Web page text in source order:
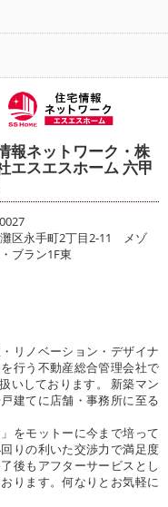
報ネットワーク・株
エスエスホーム 六甲
区永手町2丁目2-11 メゾ
ブラン1F東
リノベーション・デザイナ
行う不動産総合管理会社で
いしております。 新築マン
建てに店舗・事務所に至る
をモットーに今まで培って
りの利いた交渉力で満足度
後もアフターサービスとし
ります。何なりとお気軽に